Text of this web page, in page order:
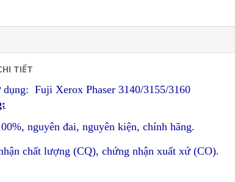
TIẾT
Fuji Xerox Phaser 3140/3155/3160
nguyên đai, nguyên kiện, chính hãng.
chất lượng (CQ), chứng nhận xuất xứ (CO).